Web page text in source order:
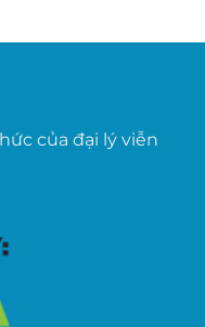
của đại lý viễn